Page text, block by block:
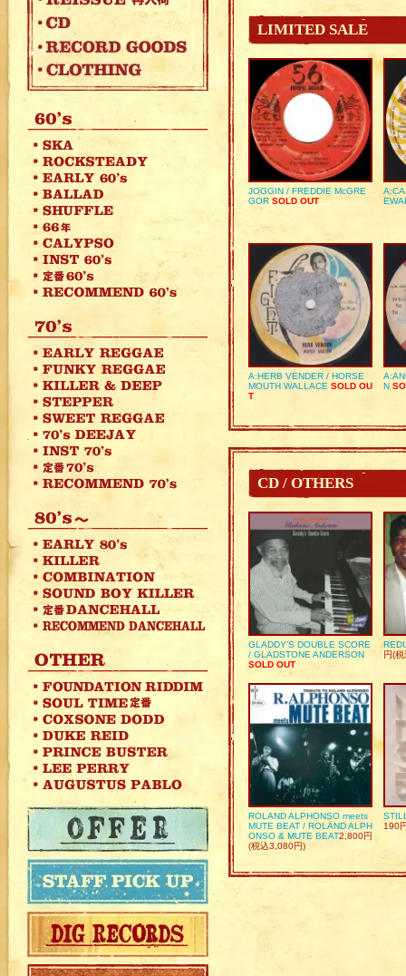
LIMITED SALE
JOGGIN / FREDDIE McGRE
GOR SOLD OUT
A:HERB VENDER / HORSE
MOUTH WALLACE SOLD OU
T
N
CD / OTHERS
GLADDY’S DOUBLE SCORE
/ GLADSTONE ANDERSON
SOLD OUT
円(
ROLAND ALPHONSO meets
MUTE BEAT / ROLAND ALPH
ONSO & MUTE BEAT2,800円
(税込3,080円)
190